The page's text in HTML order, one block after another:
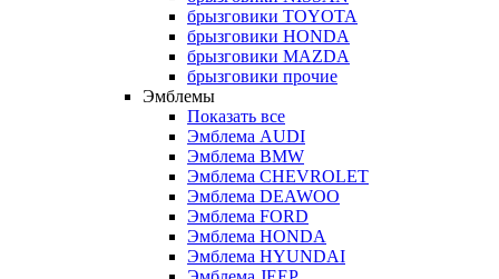
брызговики TOYOTA
брызговики HONDA
брызговики MAZDA
брызговики прочие
Эмблемы
Показать все
Эмблема AUDI
Эмблема BMW
Эмблема CHEVROLET
Эмблема DEAWOO
Эмблема FORD
Эмблема HONDA
Эмблема HYUNDAI